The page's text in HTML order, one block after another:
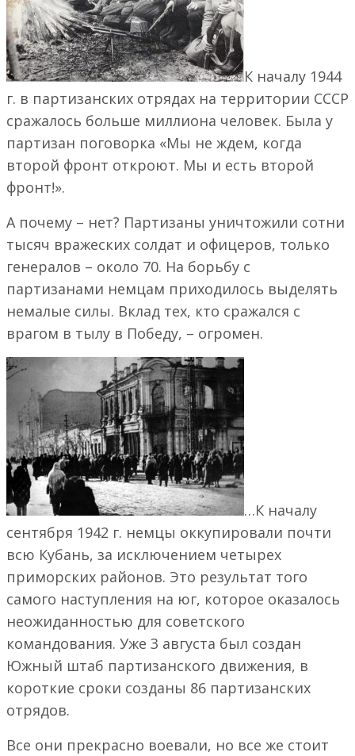
К началу 1944
г. в партизанских отрядах на территории СССР
сражалось больше миллиона человек. Была у
партизан поговорка «Мы не ждем, когда
второй фронт откроют. Мы и есть второй
фронт!».
А почему – нет? Партизаны уничтожили сотни
тысяч вражеских солдат и офицеров, только
генералов – около 70. На борьбу с
партизанами немцам приходилось выделять
немалые силы. Вклад тех, кто сражался с
врагом в тылу в Победу, – огромен.
…К началу
сентября 1942 г. немцы оккупировали почти
всю Кубань, за исключением четырех
приморских районов. Это результат того
самого наступления на юг, которое оказалось
неожиданностью для советского
командования. Уже 3 августа был создан
Южный штаб партизанского движения, в
короткие сроки созданы 86 партизанских
отрядов.
Все они прекрасно воевали, но все же стоит